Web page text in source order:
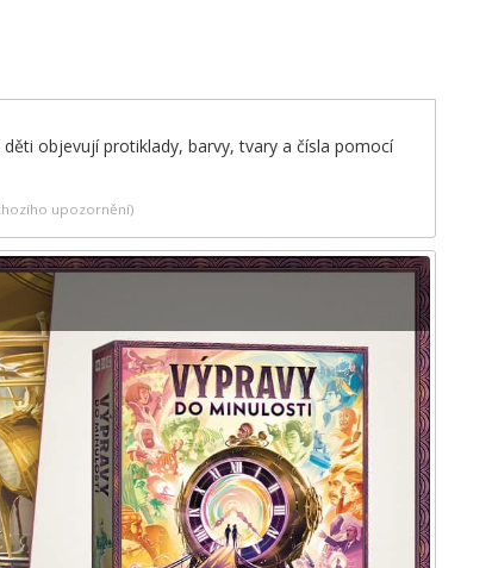
objevují protiklady, barvy, tvary a čísla pomocí
upozornění)